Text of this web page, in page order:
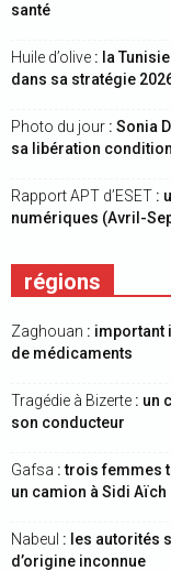
santé
Huile d’olive : la
dans sa stratégie
Photo du jour : Sonia
sa libération
Rapport APT d’ESET :
numériques (Avril-
régions
Zaghouan : important
de médicaments
Tragédie à Bizerte : un
son conducteur
Gafsa : trois femmes
un camion à Sidi Aïch
Nabeul : les autorités
d’origine inconnue